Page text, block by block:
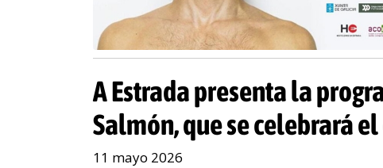
A Estrada presenta la
Salmón, que se celebrará
11 mayo 2026